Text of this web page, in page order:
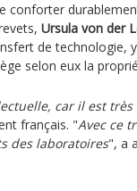
conforter
Ursula von der
de technologie,
selon eux la
car il est
français. "Avec ce
des laboratoires", a